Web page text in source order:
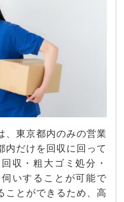
、東京都内のみの営業
内だけを回収に回って
収・粗大ゴミ処分・
いすることが可能で
ことができるため、高